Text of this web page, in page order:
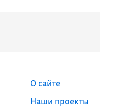
О сайте
Наши проекты